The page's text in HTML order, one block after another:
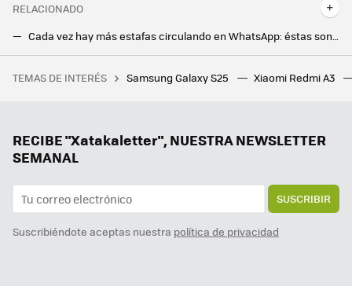
RELACIONADO
Cada vez hay más estafas circulando en WhatsApp: éstas son las más comunes y cómo hacerles frente
WhatsApp en Android es todo lo que necesitas para crear stickers de tus fotos y funciona realmente bien
De haberlo sabido, me habría esperado para comprar este ratón gaming que uso a diario y que ahora sale más barato en PcComponentes
TEMAS DE INTERÉS Samsung Galaxy S25 Xiaomi Redmi A3
RECIBE "Xatakaletter", NUESTRA NEWSLETTER
SEMANAL
SUSCRIBIR
Suscribiéndote aceptas nuestra política de privacidad